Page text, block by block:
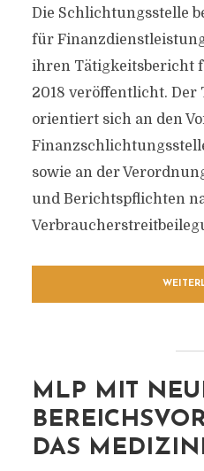
Die Schlichtungsstelle
für
ihren Tätigkeitsbericht
2018 veröffentlicht.
orientiert sich an den
sowie an der
und Berichtspflichten
MLP MIT
DAS